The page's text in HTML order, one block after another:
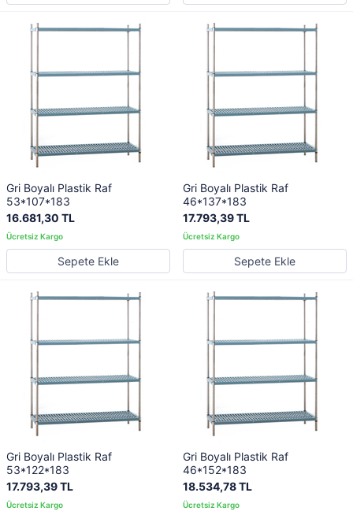
Gri Boyalı Plastik Raf
53*107*183
16.681,30 TL
Sepete Ekle
Gri Boyalı Plastik Raf
46*137*183
17.793,39 TL
Sepete Ekle
Gri Boyalı Plastik Raf
53*122*183
17.793,39 TL
Gri Boyalı Plastik Raf
46*152*183
18.534,78 TL